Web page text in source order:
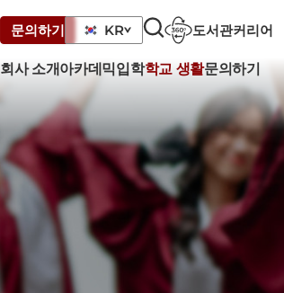
문의하기 KR 도서관커리어
회사 소개아카데믹입학학교 생활문의하기